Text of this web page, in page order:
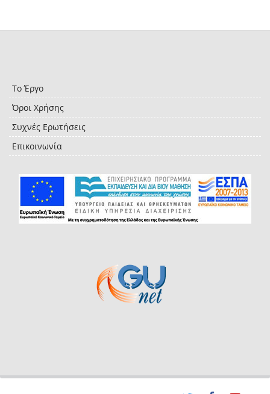
Το Έργο
Όροι Χρήσης
Συχνές Ερωτήσεις
Επικοινωνία